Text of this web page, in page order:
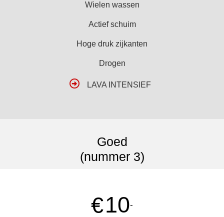
Wielen wassen
Actief schuim
Hoge druk zijkanten
Drogen
LAVA INTENSIEF
Goed
(nummer 3)
€10-